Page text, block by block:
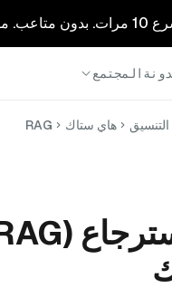
المجتمع
التنسيق هاي ستاك RAG